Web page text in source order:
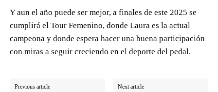
Y aun el año puede ser mejor, a finales de este 2025 se
cumplirá el Tour Femenino, donde Laura es la actual
campeona y donde espera hacer una buena participación
con miras a seguir creciendo en el deporte del pedal.
Previous article Next article